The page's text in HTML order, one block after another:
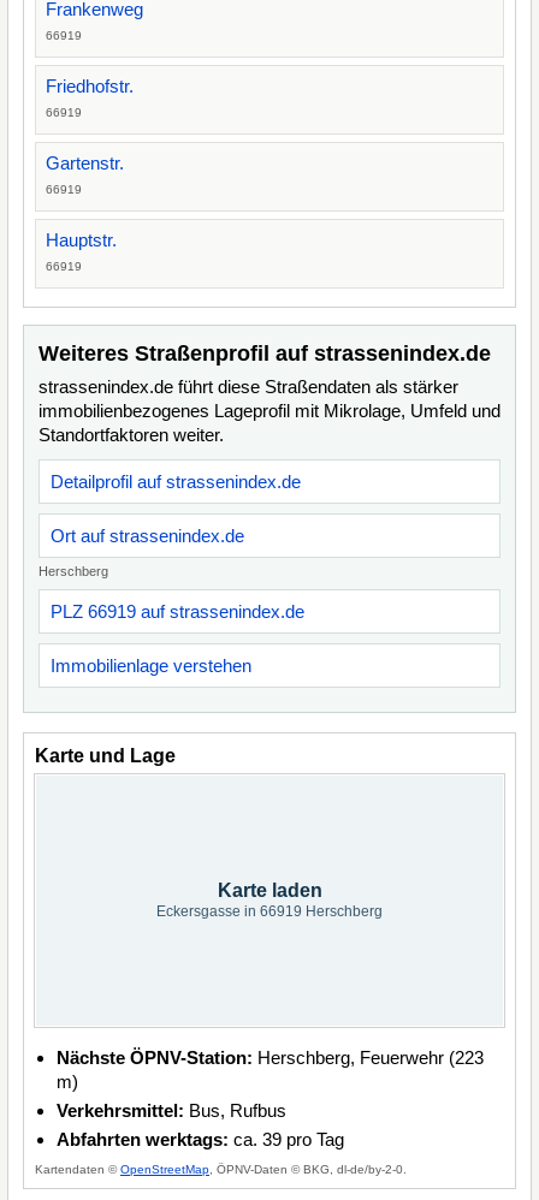
Frankenweg
66919
Friedhofstr.
66919
Gartenstr.
66919
Hauptstr.
66919
Weiteres Straßenprofil auf strassenindex.de
strassenindex.de führt diese Straßendaten als stärker
immobilienbezogenes Lageprofil mit Mikrolage, Umfeld und
Standortfaktoren weiter.
Detailprofil auf strassenindex.de
Ort auf strassenindex.de
Herschberg
PLZ 66919 auf strassenindex.de
Immobilienlage verstehen
Karte und Lage
Karte laden
Eckersgasse in 66919 Herschberg
Nächste ÖPNV-Station: Herschberg, Feuerwehr (223
m)
Verkehrsmittel: Bus, Rufbus
Abfahrten werktags: ca. 39 pro Tag
Kartendaten ©OpenStreetMap , ÖPNV-Daten © BKG, dl-de/by-2-0.